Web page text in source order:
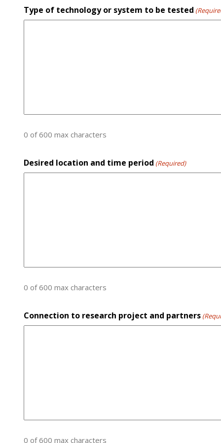
Type of technology or system to be tested
0 of 600 max characters
Desired location and time period (Required)
0 of 600 max characters
Connection to research project and partners
0 of 600 max characters